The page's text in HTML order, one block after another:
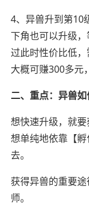
4、异兽升到第10
下角也可以升级
过此时性价比低
大概可赚300多元
二、重点：异兽如
想快速升级，就
想单纯地依靠【
去。
获得异兽的重要
师。